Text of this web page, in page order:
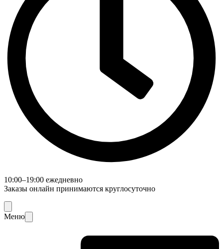
10:00–19:00 ежедневно
Заказы онлайн принимаются круглосуточно
Меню